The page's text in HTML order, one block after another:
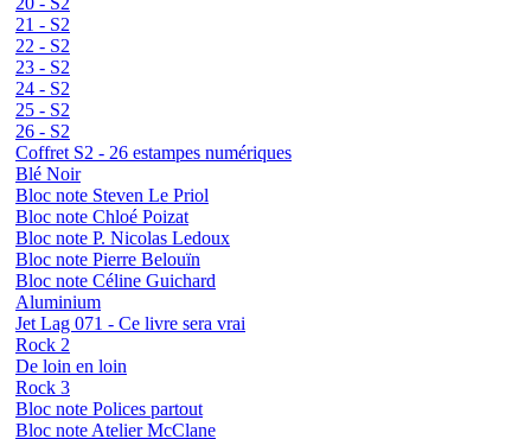
21 - S2
22 - S2
23 - S2
24 - S2
25 - S2
26 - S2
Coffret S2 - 26 estampes numériques
Blé Noir
Bloc note Steven Le Priol
Bloc note Chloé Poizat
Bloc note P. Nicolas Ledoux
Bloc note Pierre Belouïn
Bloc note Céline Guichard
Aluminium
Jet Lag 071 - Ce livre sera vrai
Rock 2
De loin en loin
Rock 3
Bloc note Polices partout
Bloc note Atelier McClane